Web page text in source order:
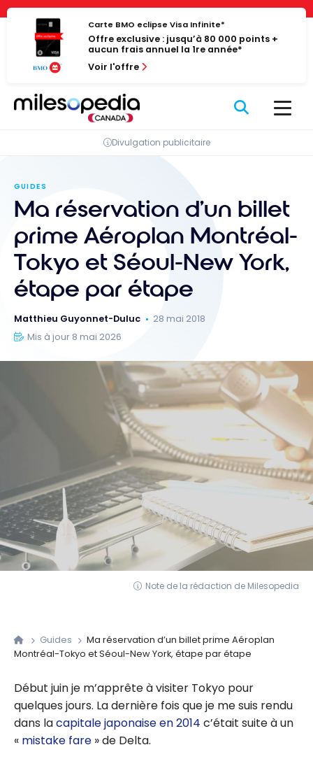
Panneau de gestion des cookies
Passer
contenu
Carte BMO eclipse Visa Infinite*
Offre exclusive : jusqu’à 80 000 points +
aucun frais annuel la 1re année*
Voir l'offre
Divulgation publicitaire
GUIDES
Ma réservation d’un billet
prime Aéroplan Montréal-
Tokyo et Séoul-New York,
étape par étape
Matthieu Guyonnet-Duluc
28 mai 2018
Mis à jour 8 mai 2026
Note de la rédaction de Milesopedia
Guides
Ma réservation d’un billet prime Aéroplan
Montréal-Tokyo et Séoul-New York, étape par étape
Début juin je m’apprête à visiter Tokyo pour
quelques jours. La dernière fois que je me suis rendu
dans lacapitale japonaise en 2014 c’était suite à un
« mistake fare » de Delta.